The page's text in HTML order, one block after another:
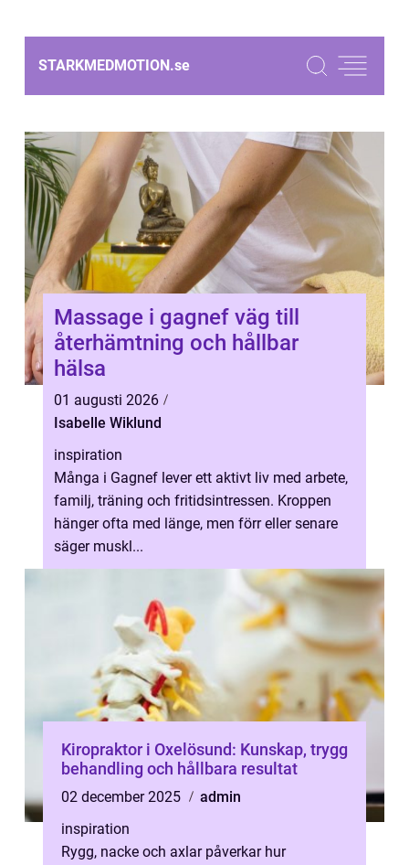
STARKMEDMOTION.se
Massage i gagnef väg till
återhämtning och hållbar
hälsa
01 augusti 2026
Isabelle Wiklund
inspiration
Många i Gagnef lever ett aktivt liv med arbete,
familj, träning och fritidsintressen. Kroppen
hänger ofta med länge, men förr eller senare
säger muskl...
Kiropraktor i Oxelösund: Kunskap, trygg
behandling och hållbara resultat
02 december 2025
admin
inspiration
Rygg, nacke och axlar påverkar hur